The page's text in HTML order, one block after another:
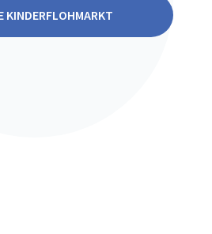
KINDERFLOHMARKT